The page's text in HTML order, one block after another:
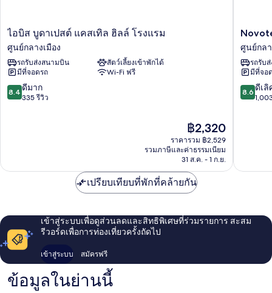
(Separate
Living
Room)
ไอ
บูดาเปสต์
แค
ส
เทิล
ฮิ
ไอบิส บูดาเปสต์ แคสเทิล ฮิลล์ โรงแรม
ศูนย์กลางเมือง
รถรับส่งสนามบิน
สัตว์เลี้ยงเข้าพักได้
มีที่จอดรถ
Wi-Fi ฟรี
8.4
จาก
8.4 ดีมาก
335 รีวิว
ราคา
ปัจจุบัน
คือ
฿2,320
฿2,320
ราคารวม ฿2,529
รวมภาษีและค่าธรรมเนียม
31 ส.ค. - 1 ก.ย.
Novotel
Danube
ศูนย์กล
เมือง
ศูนย์กลา
รถรับ
มีที่จอ
8.6
จาก
8.6 ดีเลิ
เปรียบเทียบที่พักที่คล้ายกัน
เข้าสู่ระบบเพื่อดูส่วนลดและสิทธิพิเศษที่ร่วมรายการ สะสม
รีวอร์ดเพื่อการท่องเที่ยวครั้งถัดไป
เข้าสู่ระบบ สมัครฟรี
ข้อมูลในย่านนี้